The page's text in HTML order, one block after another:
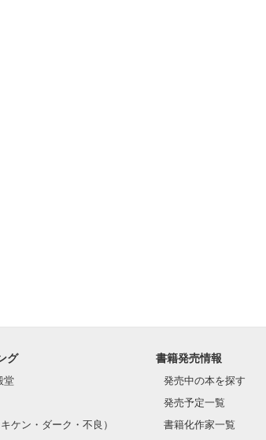
グ
堂
ケン・ダーク・不良）
書籍発売情報
発売中の本を探す
発売予定一覧
書籍化作家一覧